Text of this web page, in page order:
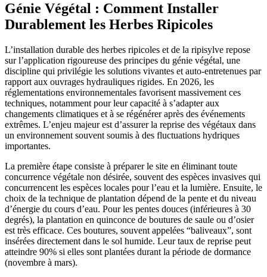
Génie Végétal : Comment Installer
Durablement les Herbes Ripicoles
L’installation durable des herbes ripicoles et de la ripisylve repose
sur l’application rigoureuse des principes du génie végétal, une
discipline qui privilégie les solutions vivantes et auto-entretenues par
rapport aux ouvrages hydrauliques rigides. En 2026, les
réglementations environnementales favorisent massivement ces
techniques, notamment pour leur capacité à s’adapter aux
changements climatiques et à se régénérer après des événements
extrêmes. L’enjeu majeur est d’assurer la reprise des végétaux dans
un environnement souvent soumis à des fluctuations hydriques
importantes.
La première étape consiste à préparer le site en éliminant toute
concurrence végétale non désirée, souvent des espèces invasives qui
concurrencent les espèces locales pour l’eau et la lumière. Ensuite, le
choix de la technique de plantation dépend de la pente et du niveau
d’énergie du cours d’eau. Pour les pentes douces (inférieures à 30
degrés), la plantation en quinconce de boutures de saule ou d’osier
est très efficace. Ces boutures, souvent appelées “baliveaux”, sont
insérées directement dans le sol humide. Leur taux de reprise peut
atteindre 90% si elles sont plantées durant la période de dormance
(novembre à mars).